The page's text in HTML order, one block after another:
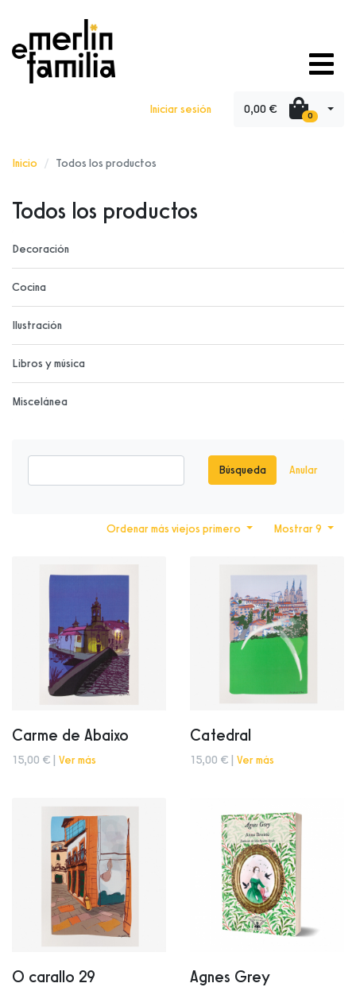
Iniciar sesión 0,00 € 0
Inicio Todos los productos
Todos los productos
Decoración
Cocina
Ilustración
Libros y música
Miscelánea
Búsqueda Anular
Mostrar 9
Ordenar más viejos primero
Carme de Abaixo
15,00 € | Ver más
Catedral
15,00 € | Ver más
O carallo 29 Agnes Grey